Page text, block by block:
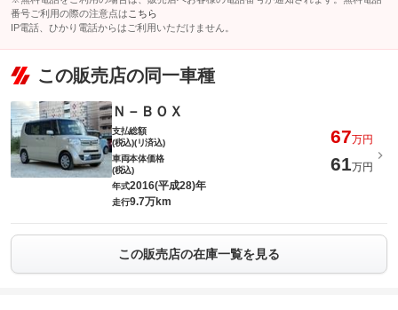
番号ご利用の際の注意点は こちら
IP電話、ひかり電話からはご利用いただけません。
この販売店の同一車種
Ｎ－ＢＯＸ
支払総額
(税込)(リ済込)
67万円
車両本体価格
(税込)
61万円
年式2016(平成28)年
走行9.7万km
この販売店の在庫一覧を見る